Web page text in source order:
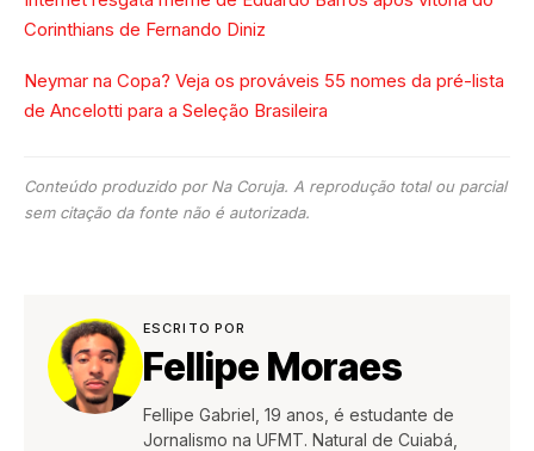
Corinthians de Fernando Diniz
Neymar na Copa? Veja os prováveis 55 nomes da pré-lista
de Ancelotti para a Seleção Brasileira
Conteúdo produzido por Na Coruja. A reprodução total ou parcial
sem citação da fonte não é autorizada.
ESCRITO POR
Fellipe Moraes
Fellipe Gabriel, 19 anos, é estudante de
Jornalismo na UFMT. Natural de Cuiabá,